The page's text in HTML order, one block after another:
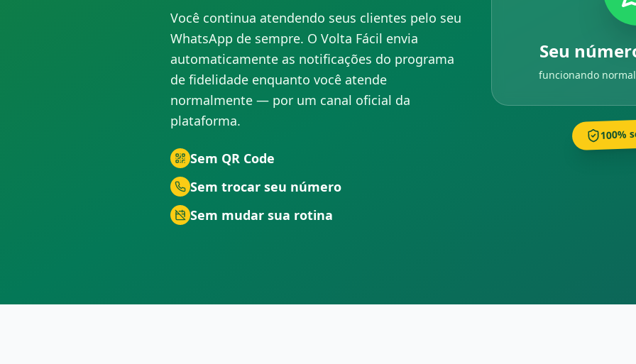
Você continua atendendo seus clientes pelo seu
WhatsApp de sempre. O Volta Fácil envia
automaticamente as notificações do programa
de fidelidade enquanto você atende
normalmente — por um canal oficial da
plataforma.
Sem QR Code
Sem trocar seu número
Sem mudar sua rotina
Seu
funcionando
100%